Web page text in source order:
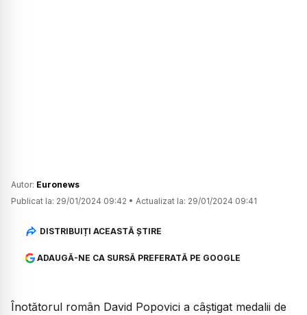
Autor: Euronews
Publicat la: 29/01/2024 09:42 • Actualizat la: 29/01/2024 09:41
DISTRIBUIȚI ACEASTĂ ȘTIRE
ADAUGĂ-NE CA SURSĂ PREFERATĂ PE GOOGLE
Înotătorul român David Popovici a câştigat medalii de